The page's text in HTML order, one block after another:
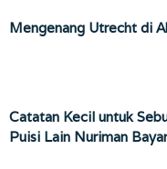
Mengenang Utrecht di
Catatan Kecil untuk
Puisi Lain Nuriman